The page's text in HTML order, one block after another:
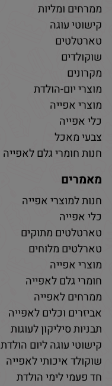
ממרחים ומליות
קישוטי עוגה
טארטלטים
שוקולדים
מקרונים
מוצרי יום-הולדת
מוצרי אפייה
כלי אפייה
צבעי מאכל
חנות חומרי גלם לאפייה
מאמרים
חנות למוצרי אפייה
כלי אפייה
טארטלטים מתוקים
טארלטים מלוחים
מוצרי אפייה
חומרי גלם לאפייה
ממרחים לאפייה
אביזרים וכלים לאפייה
תבניות סיליקון לעוגות
קישוטי עוגה ליום הולדת
שוקולד איכותי לאפייה
חד פעמי לימי הולדת